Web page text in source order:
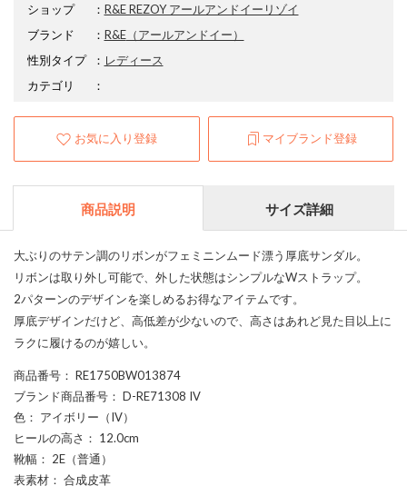
ショップ ： R&E REZOY アールアンドイーリゾイ
ブランド
： R&E（アールアンドイー）
性別タイプ
： レディース
カテゴリ
：
お気に入り登録 マイブランド登録
商品説明 サイズ詳細
大ぶりのサテン調のリボンがフェミニンムード漂う厚底サンダル。
リボンは取り外し可能で、外した状態はシンプルなWストラップ。
2パターンのデザインを楽しめるお得なアイテムです。
厚底デザインだけど、高低差が少ないので、高さはあれど見た目以上に
ラクに履けるのが嬉しい。
商品番号 ： RE1750BW013874
ブランド商品番号 ： D-RE71308 IV
色 ： アイボリー（IV）
ヒールの高さ ： 12.0cm
靴幅 ： 2E（普通）
表素材 ： 合成皮革